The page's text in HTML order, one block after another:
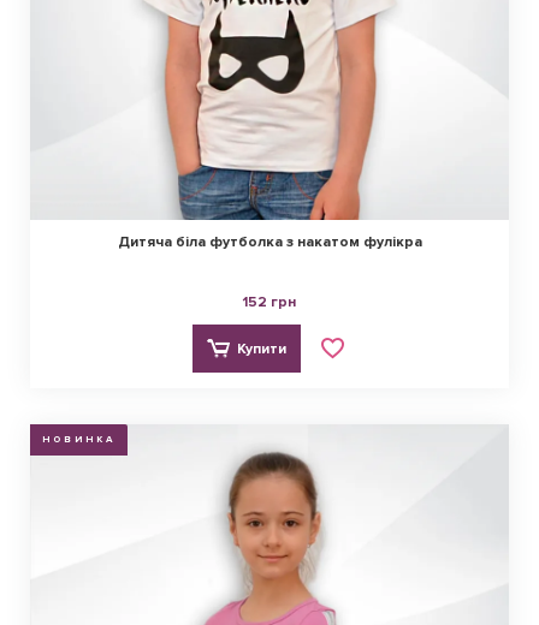
Дитяча біла футболка з накатом фулікра
152 грн
Купити
НОВИНКА